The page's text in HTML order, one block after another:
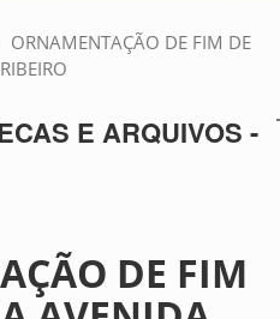
ORNAMENTAÇÃO DE FIM DE
E ARQUIVOS -
DE FIM